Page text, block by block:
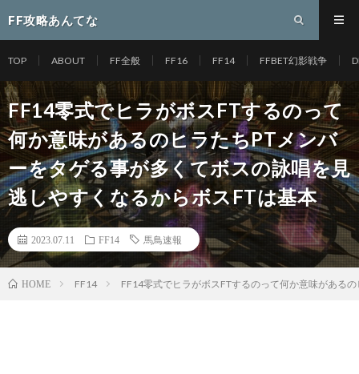
FF攻略あんてな
TOP ABOUT FF全般 FF16 FF14 FFBET幻影戦争
FF14零式でヒラがボスFTするのって
何か意味があるのヒラたちPTメンバ
ーをタゲる事が多くてボスの詠唱を見
逃しやすくなるからボスFTは基本
2023.07.11 FF14 馬鳥速報
HOME FF14 FF14零式でヒラがボスFTするのって何か意味がある